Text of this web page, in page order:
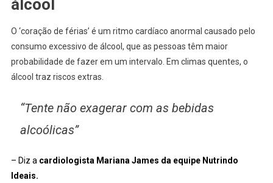
álcool
O ‘coração de férias’ é um ritmo cardíaco anormal causado pelo
consumo excessivo de álcool, que as pessoas têm maior
probabilidade de fazer em um intervalo. Em climas quentes, o
álcool traz riscos extras.
“Tente não exagerar com as bebidas
alcoólicas”
– Diz acardiologista Mariana James da equipe Nutrindo
Ideais.